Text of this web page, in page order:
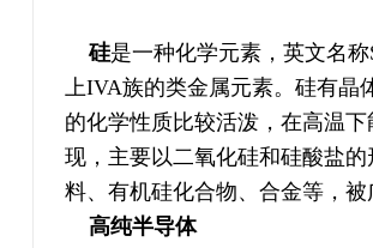
硅是一种化学元素，英文名
上IVA族的类金属元素。硅有晶
的化学性质比较活泼，在高温
现，主要以二氧化硅和硅酸盐
料、有机硅化合物、合金等，
高纯半导体